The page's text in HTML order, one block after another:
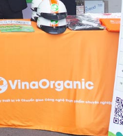
sau thu hoạch
29 Tháng 7, 2026
Khép lại hành
Teambuilding
nối sức mạnh –
thành công